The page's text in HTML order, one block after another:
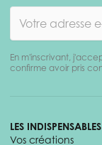
En m'inscrivant,
confirme avoir pris
LES INDISPENSABLES
Vos créations